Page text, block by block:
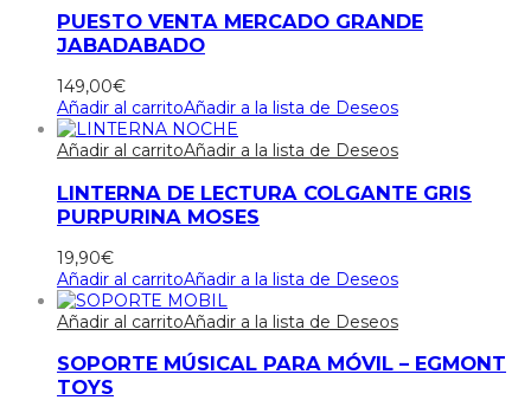
PUESTO VENTA MERCADO GRANDE
JABADABADO
149,00€
Añadir al carritoAñadir a la lista de Deseos
Añadir al carritoAñadir a la lista de Deseos
LINTERNA DE LECTURA COLGANTE GRIS
PURPURINA MOSES
19,90€
Añadir al carritoAñadir a la lista de Deseos
Añadir al carritoAñadir a la lista de Deseos
SOPORTE MÚSICAL PARA MÓVIL – EGMONT
TOYS